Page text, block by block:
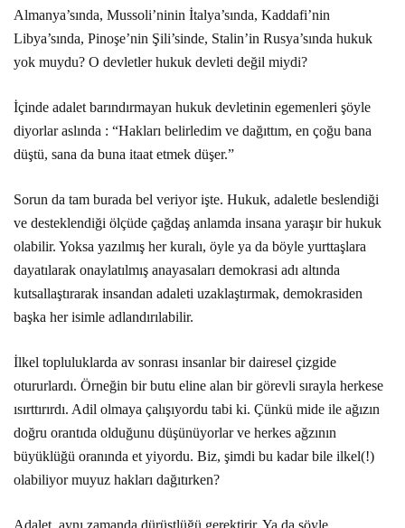
Almanya’sında, Mussoli’ninin İtalya’sında, Kaddafi’nin
Libya’sında, Pinoşe’nin Şili’sinde, Stalin’in Rusya’sında hukuk
yok muydu? O devletler hukuk devleti değil miydi?
İçinde adalet barındırmayan hukuk devletinin egemenleri şöyle
diyorlar aslında : “Hakları belirledim ve dağıttım, en çoğu bana
düştü, sana da buna itaat etmek düşer.”
Sorun da tam burada bel veriyor işte. Hukuk, adaletle beslendiği
ve desteklendiği ölçüde çağdaş anlamda insana yaraşır bir hukuk
olabilir. Yoksa yazılmış her kuralı, öyle ya da böyle yurttaşlara
dayatılarak onaylatılmış anayasaları demokrasi adı altında
kutsallaştırarak insandan adaleti uzaklaştırmak, demokrasiden
başka her isimle adlandırılabilir.
İlkel topluluklarda av sonrası insanlar bir dairesel çizgide
otururlardı. Örneğin bir butu eline alan bir görevli sırayla herkese
ısırttırırdı. Adil olmaya çalışıyordu tabi ki. Çünkü mide ile ağızın
doğru orantıda olduğunu düşünüyorlar ve herkes ağzının
büyüklüğü oranında et yiyordu. Biz, şimdi bu kadar bile ilkel(!)
olabiliyor muyuz hakları dağıtırken?
Adalet, aynı zamanda dürüstlüğü gerektirir. Ya da şöyle